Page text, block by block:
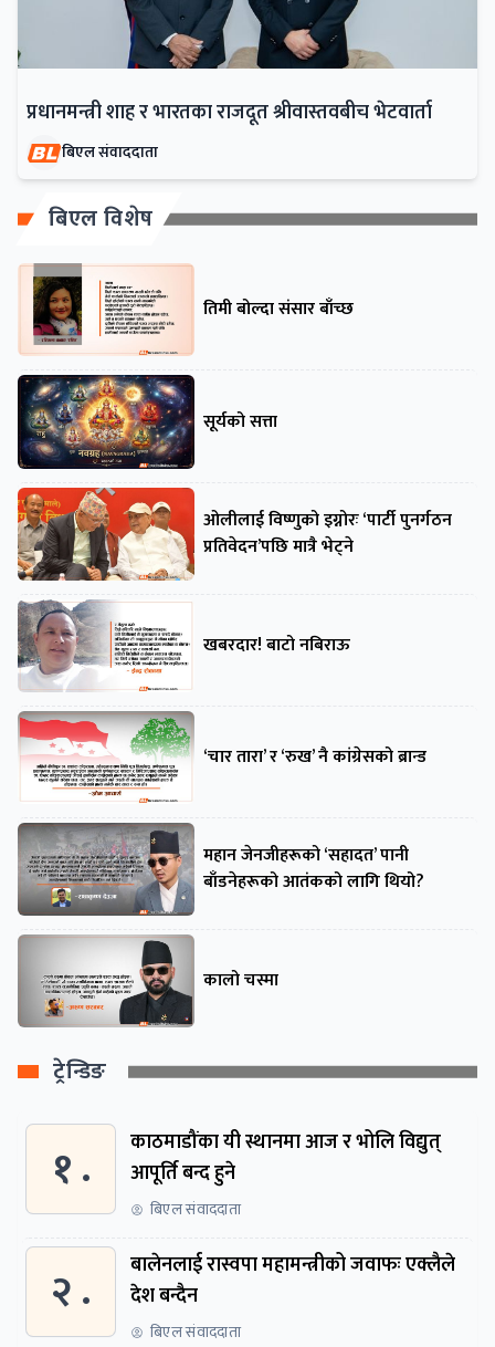
प्रधानमन्त्री शाह र भारतका राजदूत श्रीवास्तवबीच भेटवार्ता
बिएल संवाददाता
बिएल विशेष
तिमी बोल्दा संसार बाँच्छ
सूर्यको सत्ता
ओलीलाई विष्णुको इग्नोरः ‘पार्टी पुनर्गठन
प्रतिवेदन’पछि मात्रै भेट्ने
खबरदार! बाटो नबिराऊ
‘चार तारा’ र ‘रुख’ नै कांग्रेसको ब्रान्ड
महान जेनजीहरूको ‘सहादत’ पानी
बाँडनेहरूको आतंकको लागि थियो?
कालो चस्मा
ट्रेन्डिङ
१ .
काठमाडौंका यी स्थानमा आज र भोलि विद्युत्
आपूर्ति बन्द हुने
बिएल संवाददाता
२ .
बालेनलाई रास्वपा महामन्त्रीको जवाफः एक्लैले
देश बन्दैन
बिएल संवाददाता